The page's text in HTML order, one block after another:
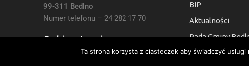
99-311 Bedlno
Numer telefonu – 24 282 17 70
Godziny otwarcia:
7:30 do 15:30, Sb i Nie: Nieczynne
BIP
Aktualności
Rada Gminy
Kontakt
Ta strona korzysta z ciasteczek aby świadczyć